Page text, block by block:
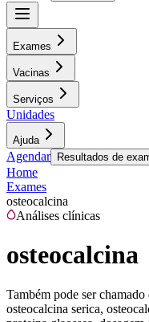
Exames
Vacinas
Serviços
Unidades
Ajuda
Agendar Resultados de
Home
Exames
osteocalcina
Análises clínicas
osteocalcina
Também pode ser chamado
osteocalcina serica,